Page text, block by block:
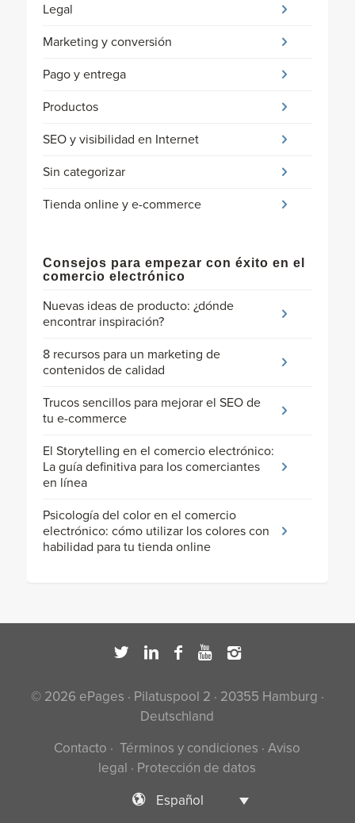
Legal
Marketing y conversión
Pago y entrega
Productos
SEO y visibilidad en Internet
Sin categorizar
Tienda online y e-commerce
Consejos para empezar con éxito en el
comercio electrónico
Nuevas ideas de producto: ¿dónde
encontrar inspiración?
8 recursos para un marketing de
contenidos de calidad
Trucos sencillos para mejorar el SEO de
tu e-commerce
El Storytelling en el comercio electrónico:
La guía definitiva para los comerciantes
en línea
Psicología del color en el comercio
electrónico: cómo utilizar los colores con
habilidad para tu tienda online
© 2026 ePages · Pilatuspool 2 · 20355 Hamburg ·
Deutschland
Contacto · Términos y condiciones ·Aviso
legal · Protección de datos
Español